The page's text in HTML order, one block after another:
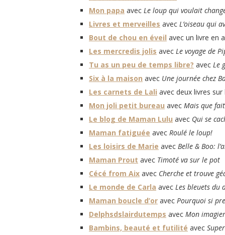
Mon papa avec Le loup qui voulait
Livres et merveilles avec L’oiseau qui
Bout de chou en éveil avec un livre en
Les mercredis jolis avec Le voyage de
Tu as un peu de temps libre? avec Le
Six à la maison avec Une journée chez
Les carnets de Lali avec deux livres
Mon joli petit bureau avec Mais que
Le blog de Maman Lulu avec Qui se
Maman fatiguée avec Roulé le loup!
Les loisirs de Marie avec Belle & Boo:
Maman Prout avec Timoté va sur le pot
Cécé from Aix avec Cherche et trouve
Le monde de Carla avec Les bleuets du
Maman boucle d’or avec Pourquoi si
Delphsdslairdutemps avec Mon
Bambins, beauté et futilité avec